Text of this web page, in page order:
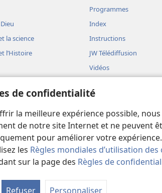
de confidentialité
la meilleure expérience possible,
de notre site Internet et ne peuvent
pour améliorer votre
les Règles mondiales d’utilisation
sur la page des Règles de
Refuser Personnaliser
la science
l’Histoire
Programmes
Index
Instructions
JW Télédiffusion
Vidéos
Représentations
Lectures bibliques
© 2026 Watch Tower Bible and Tract Society of